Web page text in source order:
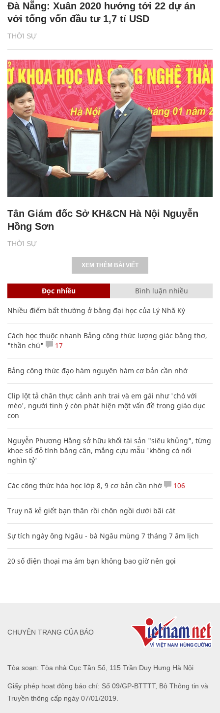
THỜI SỰ
Đà Nẵng: Xuân 2020 hướng tới 22 dự án
với tổng vốn đầu tư 1,7 tỉ USD
THỜI SỰ
Tân Giám đốc Sở KH&CN Hà Nội Nguyễn
Hồng Sơn
XEM THÊM BÀI VIẾT
Đọc nhiều Bình luận nhiều
Nhiều điểm bất thường ở bằng đại học của Lý Nhã Kỳ
Cách học thuộc nhanh Bảng công thức lượng giác bằng thơ,
"thần chú"
17
Bảng công thức đạo hàm nguyên hàm cơ bản cần nhớ
Clip lột tả chân thực cảnh anh trai và em gái như 'chó với
mèo', người tinh ý còn phát hiện một vấn đề trong giáo dục
con
Nguyễn Phương Hằng sở hữu khối tài sản "siêu khủng", từng
khoe sổ đỏ tính bằng cân, mắng cựu mẫu 'không có nổi
nghìn tỷ'
Các công thức hóa học lớp 8, 9 cơ bản cần nhớ 106
Truy nã kẻ giết bạn thân rồi chôn ngồi dưới bãi cát
Sự tích ngày ông Ngâu - bà Ngâu mùng 7 tháng 7 âm lịch
20 số điện thoại ma ám bạn không bao giờ nên gọi
Tòa soạn: Tòa nhà Cục Tần Số, 115 Trần Duy Hưng Hà Nội
Giấy phép hoạt động báo chí: Số 09/GP-BTTTT, Bộ Thông tin và
Truyền thông cấp ngày 07/01/2019.
CHUYÊN TRANG CỦA BÁO